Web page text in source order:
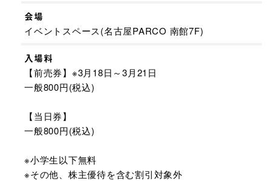
会場
イベントスペース(名古屋PARCO 南館7F)
入場料
【前売券】※3月18日～3月21日
一般800円(税込)
【当日券】
一般800円(税込)
※小学生以下無料
※その他、株主優待を含む割引対象外